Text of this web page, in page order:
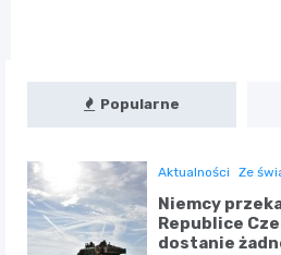
Popularne
Aktualności Ze
Niemcy
Republice
dostanie